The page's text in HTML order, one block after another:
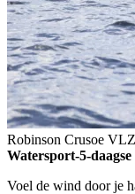
Robinson Crusoe VLZ
Watersport-5-daagse
Voel de wind door je